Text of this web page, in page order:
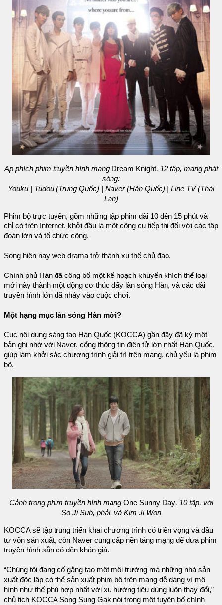
Áp phích phim truyền hình mạngDream Knight, 12 tập, mạng phát
sóng:
Youku | Tudou (Trung Quốc) | Naver (Hàn Quốc) | Line TV (Thái
Lan)
Phim bộ trực tuyến, gồm những tập phim dài 10 đến 15 phút và
chỉ có trên Internet, khởi đầu là một công cụ tiếp thị đối với các tập
đoàn lớn và tổ chức công.
Song hiện nay web drama trở thành xu thế chủ đạo.
Chính phủ Hàn đã công bố một kế hoạch khuyến khích thể loại
mới này thành một động cơ thúc đẩy làn sóng Hàn, và các đài
truyền hình lớn đã nhảy vào cuộc chơi.
Một hạng mục làn sóng Hàn mới?
Cục nội dung sáng tạo Hàn Quốc (KOCCA) gần đây đã ký một
bản ghi nhớ với Naver, cổng thông tin điện tử lớn nhất Hàn Quốc,
giúp làm khởi sắc chương trình giải trí trên mạng, chủ yếu là phim
bộ.
Cảnh trong phim truyền hình mạngOne Sunny Day, 10 tập, với
So Ji Sub, phải, và Kim Ji Won
KOCCA sẽ tập trung triển khai chương trình có triển vọng và đầu
tư vốn sản xuất, còn Naver cung cấp nền tảng mạng để đưa phim
truyền hình sẵn có đến khán giả.
“Chúng tôi đang cố gắng tạo một môi trường mà những nhà sản
xuất độc lập có thể sản xuất phim bộ trên mạng dễ dàng vì mô
hình như thế phù hợp nhất với xu hướng tiêu dùng luôn thay đổi,”
chủ tịch KOCCA Song Sung Gak nói trong một tuyên bố chính